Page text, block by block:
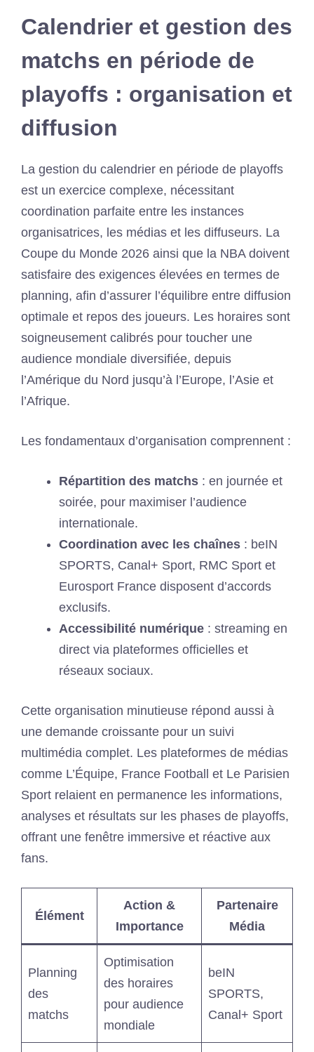
Calendrier et gestion des
matchs en période de
playoffs : organisation et
diffusion
La gestion du calendrier en période de playoffs
est un exercice complexe, nécessitant
coordination parfaite entre les instances
organisatrices, les médias et les diffuseurs. La
Coupe du Monde 2026 ainsi que la NBA doivent
satisfaire des exigences élevées en termes de
planning, afin d’assurer l’équilibre entre diffusion
optimale et repos des joueurs. Les horaires sont
soigneusement calibrés pour toucher une
audience mondiale diversifiée, depuis
l’Amérique du Nord jusqu’à l’Europe, l’Asie et
l’Afrique.
Les fondamentaux d’organisation comprennent :
Répartition des matchs : en journée et
soirée, pour maximiser l’audience
internationale.
Coordination avec les chaînes : beIN
SPORTS, Canal+ Sport, RMC Sport et
Eurosport France disposent d’accords
exclusifs.
Accessibilité numérique : streaming en
direct via plateformes officielles et
réseaux sociaux.
Cette organisation minutieuse répond aussi à
une demande croissante pour un suivi
multimédia complet. Les plateformes de médias
comme L’Équipe, France Football et Le Parisien
Sport relaient en permanence les informations,
analyses et résultats sur les phases de playoffs,
offrant une fenêtre immersive et réactive aux
fans.
Élément
Action &
Importance
Partenaire
Média
Planning
des
matchs
Optimisation
des horaires
pour audience
mondiale
beIN
SPORTS,
Canal+ Sport